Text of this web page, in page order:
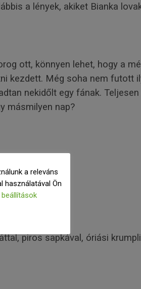
a lények, akiket Bianka
ott, könnyen lehet, hogy a
kezdett. Még soha nem futott
nekidőlt egy fának.
másmilyen nap?
piros sapkával, óriási
a releváns
használatával Ön